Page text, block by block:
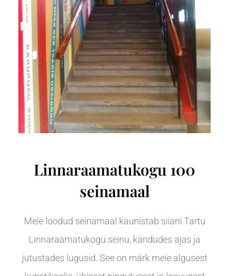
Linnaraamatukogu 100
seinamaal
Meie loodud seinamaal kaunistab siiani Tartu
Linnaraamatukogu seinu, kandudes ajas ja
jutustades lugusid. See on märk meie algusest